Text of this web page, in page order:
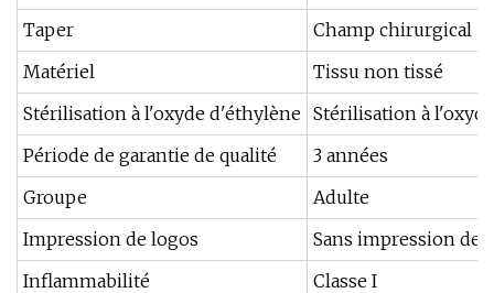
Taper
Champ chirurgical
Matériel
Tissu non tissé
Stérilisation à l'oxyde d'éthylène Stérilisation à
Période de garantie de qualité
3 années
Groupe
Adulte
Impression de logos
Sans impression de
Inflammabilité
Classe I